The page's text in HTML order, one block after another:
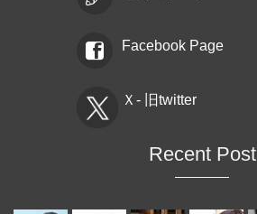
Facebook Page
Ｘ- 旧twitter
Recent Post